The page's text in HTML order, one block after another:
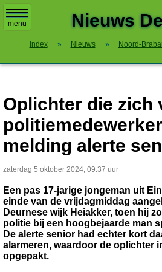
menu Nieuws
Index » Nieuws » Noord-
Oplichter die zich
melding alerte
zaterdag 5 oktober 2024, 09:37 uur
Een pas 17-jarige jongeman uit
einde van de vrijdagmiddag
Deurnese wijk Heiakker, toen hij
politie bij een hoogbejaarde man
De alerte senior had echter kort
alarmeren, waardoor de oplichter
opgepakt.